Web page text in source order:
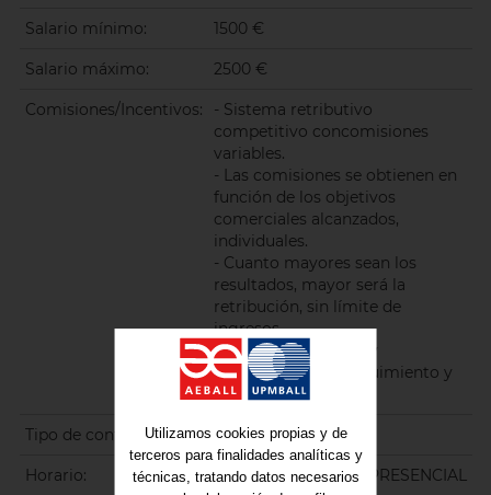
Salario mínimo: 1500 €
Salario máximo: 2500 €
Comisiones/Incentivos:
- Sistema retributivo
competitivo concomisiones
variables.
- Las comisiones se obtienen en
función de los objetivos
comerciales alcanzados,
individuales.
- Cuanto mayores sean los
resultados, mayor será la
retribución, sin límite de
ingresos.
- Objetivos realistas y
alcanzables, con seguimiento y
apoyo continuo.
Tipo de contrato: Otros contratos
Horario: FLEXIBLE/HIBRIDO/PRESENCIAL
Utilizamos cookies propias y de
terceros para finalidades analíticas y
técnicas, tratando datos necesarios